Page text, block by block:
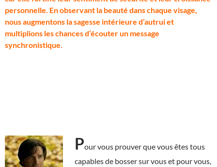
personnelle. En observant la beauté dans chaque visage,
nous augmentons la sagesse intérieure d’autrui et
multiplions les chances d’écouter un message
synchronistique.
Pour vous prouver que vous êtes tous
capables de bosser sur vous et pour vous,